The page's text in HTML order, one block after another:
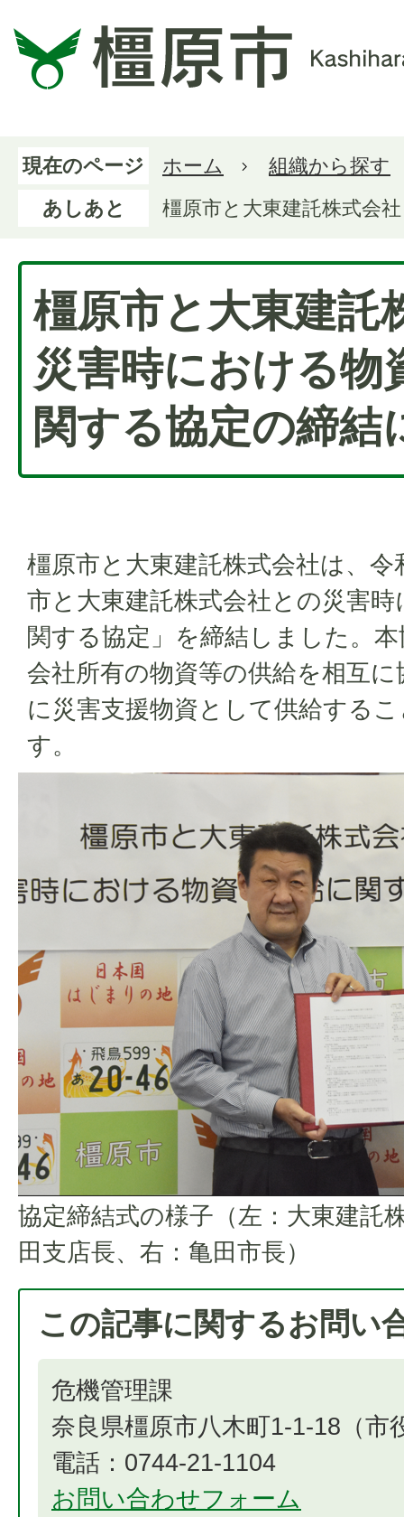
現在のページ ホーム
組織から探す
あしあと
橿原市と大東建託株式会
橿原市と大東建託
災害時における物
関する協定の締結
橿原市と大東建託株式会社は、
市と大東建託株式会社との災害
関する協定」を締結しました。
会社所有の物資等の供給を相互
に災害支援物資として供給する
す。
協定締結式の様子（左：大東建託
田支店長、右：亀田市長）
この記事に関するお問い
危機管理課
奈良県橿原市八木町1-1-18（市
電話：0744-21-1104
お問い合わせフォーム